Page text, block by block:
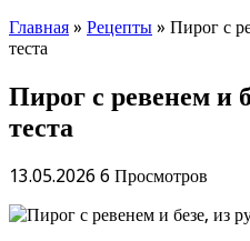
Главная » Рецепты » Пирог с
теста
Пирог с ревенем и
теста
13.05.2026 6 Просмотров